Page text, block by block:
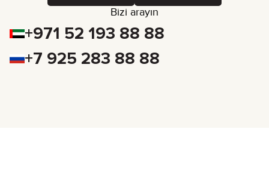
Bizi arayın
+971 52 193 88 88
+7 925 283 88 88